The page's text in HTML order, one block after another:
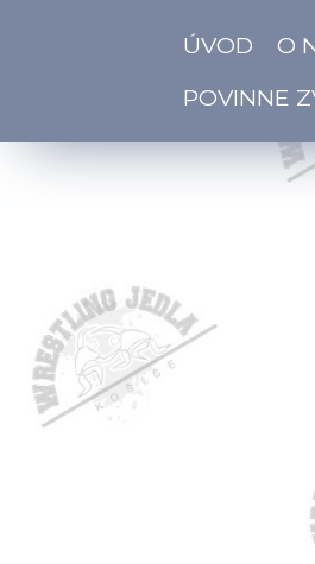
ÚVOD O
POVINNE